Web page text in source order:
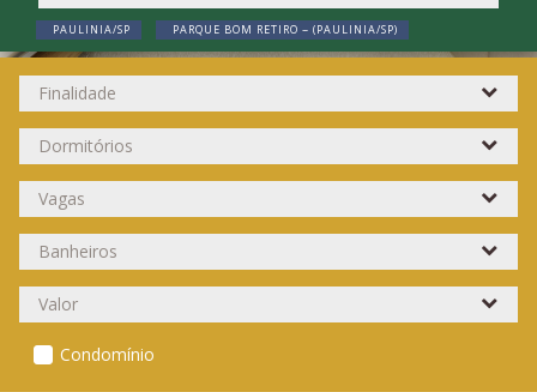
PAULINIA/SP PARQUE BOM RETIRO ~ (PAULINIA/SP)
Condomínio